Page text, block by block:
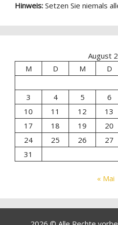
Hinweis: Setzen Sie niemals
August
M
D M D
3
4 5 6
10
11 12 13
17
18 19 20
24
25 26 27
31
« Mai